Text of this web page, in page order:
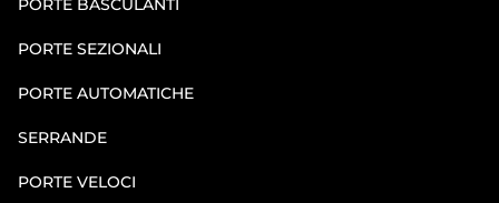
PORTE BASCULANTI
PORTE SEZIONALI
PORTE AUTOMATICHE
SERRANDE
PORTE VELOCI